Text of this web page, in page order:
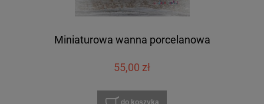
Miniaturowa wanna porcelanowa
55,00 zł
do koszyka